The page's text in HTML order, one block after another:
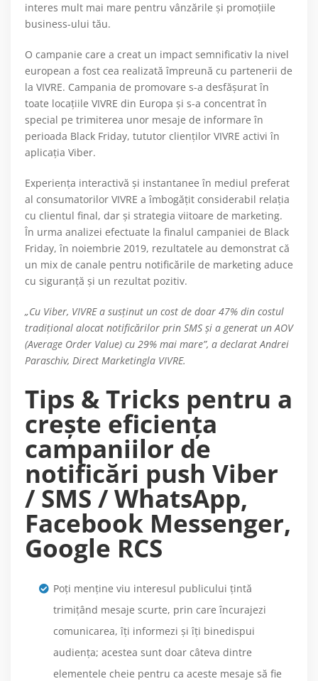
interes mult mai mare pentru vânzările şi promoţiile
business-ului tău.
O campanie care a creat un impact semnificativ la nivel
european a fost cea realizată împreună cu partenerii de
la VIVRE. Campania de promovare s-a desfăşurat în
toate locaţiile VIVRE din Europa și s-a concentrat în
special pe trimiterea unor mesaje de informare în
perioada Black Friday, tututor clienţilor VIVRE activi în
aplicația Viber.
Experienţa interactivă şi instantanee în mediul preferat
al consumatorilor VIVRE a îmbogăţit considerabil relația
cu clientul final, dar și strategia viitoare de marketing.
În urma analizei efectuate la finalul campaniei de Black
Friday, în noiembrie 2019, rezultatele au demonstrat că
un mix de canale pentru notificările de marketing aduce
cu siguranță și un rezultat pozitiv.
„Cu Viber, VIVRE a susținut un cost de doar 47% din costul
tradițional alocat notificărilor prin SMS şi a generat un AOV
(Average Order Value) cu 29% mai mare”, a declarat Andrei
Paraschiv, Direct Marketingla VIVRE.
Tips & Tricks pentru a
crește eficiența
campaniilor de
notificări push Viber
/ SMS / WhatsApp,
Facebook Messenger,
Google RCS
Poți menține viu interesul publicului țintă
trimițând mesaje scurte, prin care încurajezi
comunicarea, îți informezi și îți binedispui
audiența; acestea sunt doar câteva dintre
elementele cheie pentru ca aceste mesaje să fie